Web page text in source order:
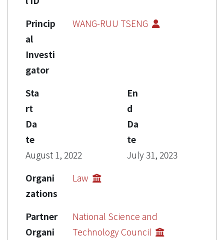
Princip
al
Investi
gator
WANG-RUU TSENG
Sta
rt
Da
te
August 1, 2022
En
d
Da
te
July 31, 2023
Organi
zations
Law
Partner
Organi
National Science and
Technology Council